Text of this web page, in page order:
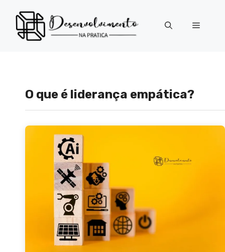
para
conteúdo
Menu
O que é liderança empática?